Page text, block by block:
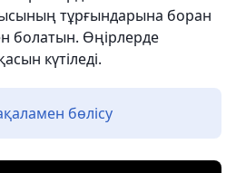
тұрғындарына боран
болатын. Өңірлерде
күтіледі.
бөлісу